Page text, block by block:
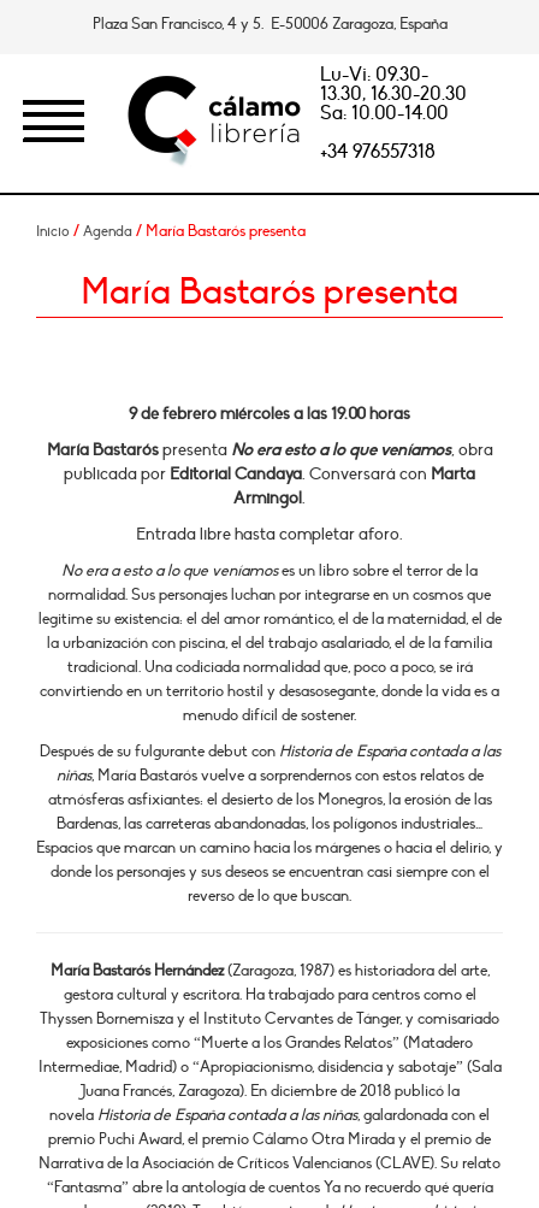
Plaza San Francisco, 4 y 5. E-50006 Zaragoza, España
Lu-Vi: 09.30-
13.30, 16.30-20.30
Sa: 10.00-14.00
+34 976557318
Inicio / Agenda / María Bastarós presenta
María Bastarós presenta
9 de febrero miércoles a las 19.00 horas
María Bastaróspresenta No era esto a lo que veníamos, obra
publicada por Editorial Candaya. Conversará con Marta
Armingol.
Entrada libre hasta completar aforo.
No era a esto a lo que veníamoses un libro sobre el terror de la
normalidad. Sus personajes luchan por integrarse en un cosmos que
legitime su existencia: el del amor romántico, el de la maternidad, el de
la urbanización con piscina, el del trabajo asalariado, el de la familia
tradicional. Una codiciada normalidad que, poco a poco, se irá
convirtiendo en un territorio hostil y desasosegante, donde la vida es a
menudo difícil de sostener.
Después de su fulgurante debut con Historia de España contada a las
niñas, María Bastarós vuelve a sorprendernos con estos relatos de
atmósferas asfixiantes: el desierto de los Monegros, la erosión de las
Bardenas, las carreteras abandonadas, los polígonos industriales…
Espacios que marcan un camino hacia los márgenes o hacia el delirio, y
donde los personajes y sus deseos se encuentran casi siempre con el
reverso de lo que buscan.
María Bastarós Hernández(Zaragoza, 1987) es historiadora del arte,
gestora cultural y escritora. Ha trabajado para centros como el
Thyssen Bornemisza y el Instituto Cervantes de Tánger, y comisariado
exposiciones como “Muerte a los Grandes Relatos” (Matadero
Intermediae, Madrid) o “Apropiacionismo, disidencia y sabotaje” (Sala
Juana Francés, Zaragoza). En diciembre de 2018 publicó la
novela Historia de España contada a las niñas, galardonada con el
premio Puchi Award, el premio Cálamo Otra Mirada y el premio de
Narrativa de la Asociación de Críticos Valencianos (CLAVE). Su relato
“Fantasma” abre la antología de cuentos Ya no recuerdo qué quería